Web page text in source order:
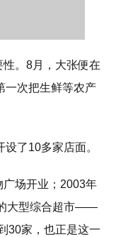
。8月，大张便在
次把生鲜等农产
了10多家店面。
场开业；2003年
大型综合超市——
30家，也正是这一